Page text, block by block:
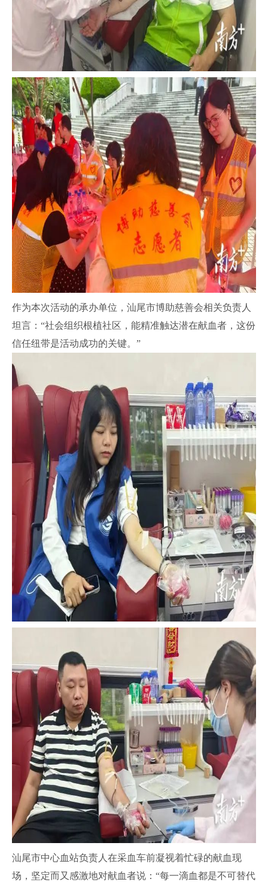
作为本次活动的承办单位，汕尾市博助慈善会相关负责人
坦言：“社会组织根植社区，能精准触达潜在献血者，这份
信任纽带是活动成功的关键。”
汕尾市中心血站负责人在采血车前凝视着忙碌的献血现
场，坚定而又感激地对献血者说：“每一滴血都是不可替代